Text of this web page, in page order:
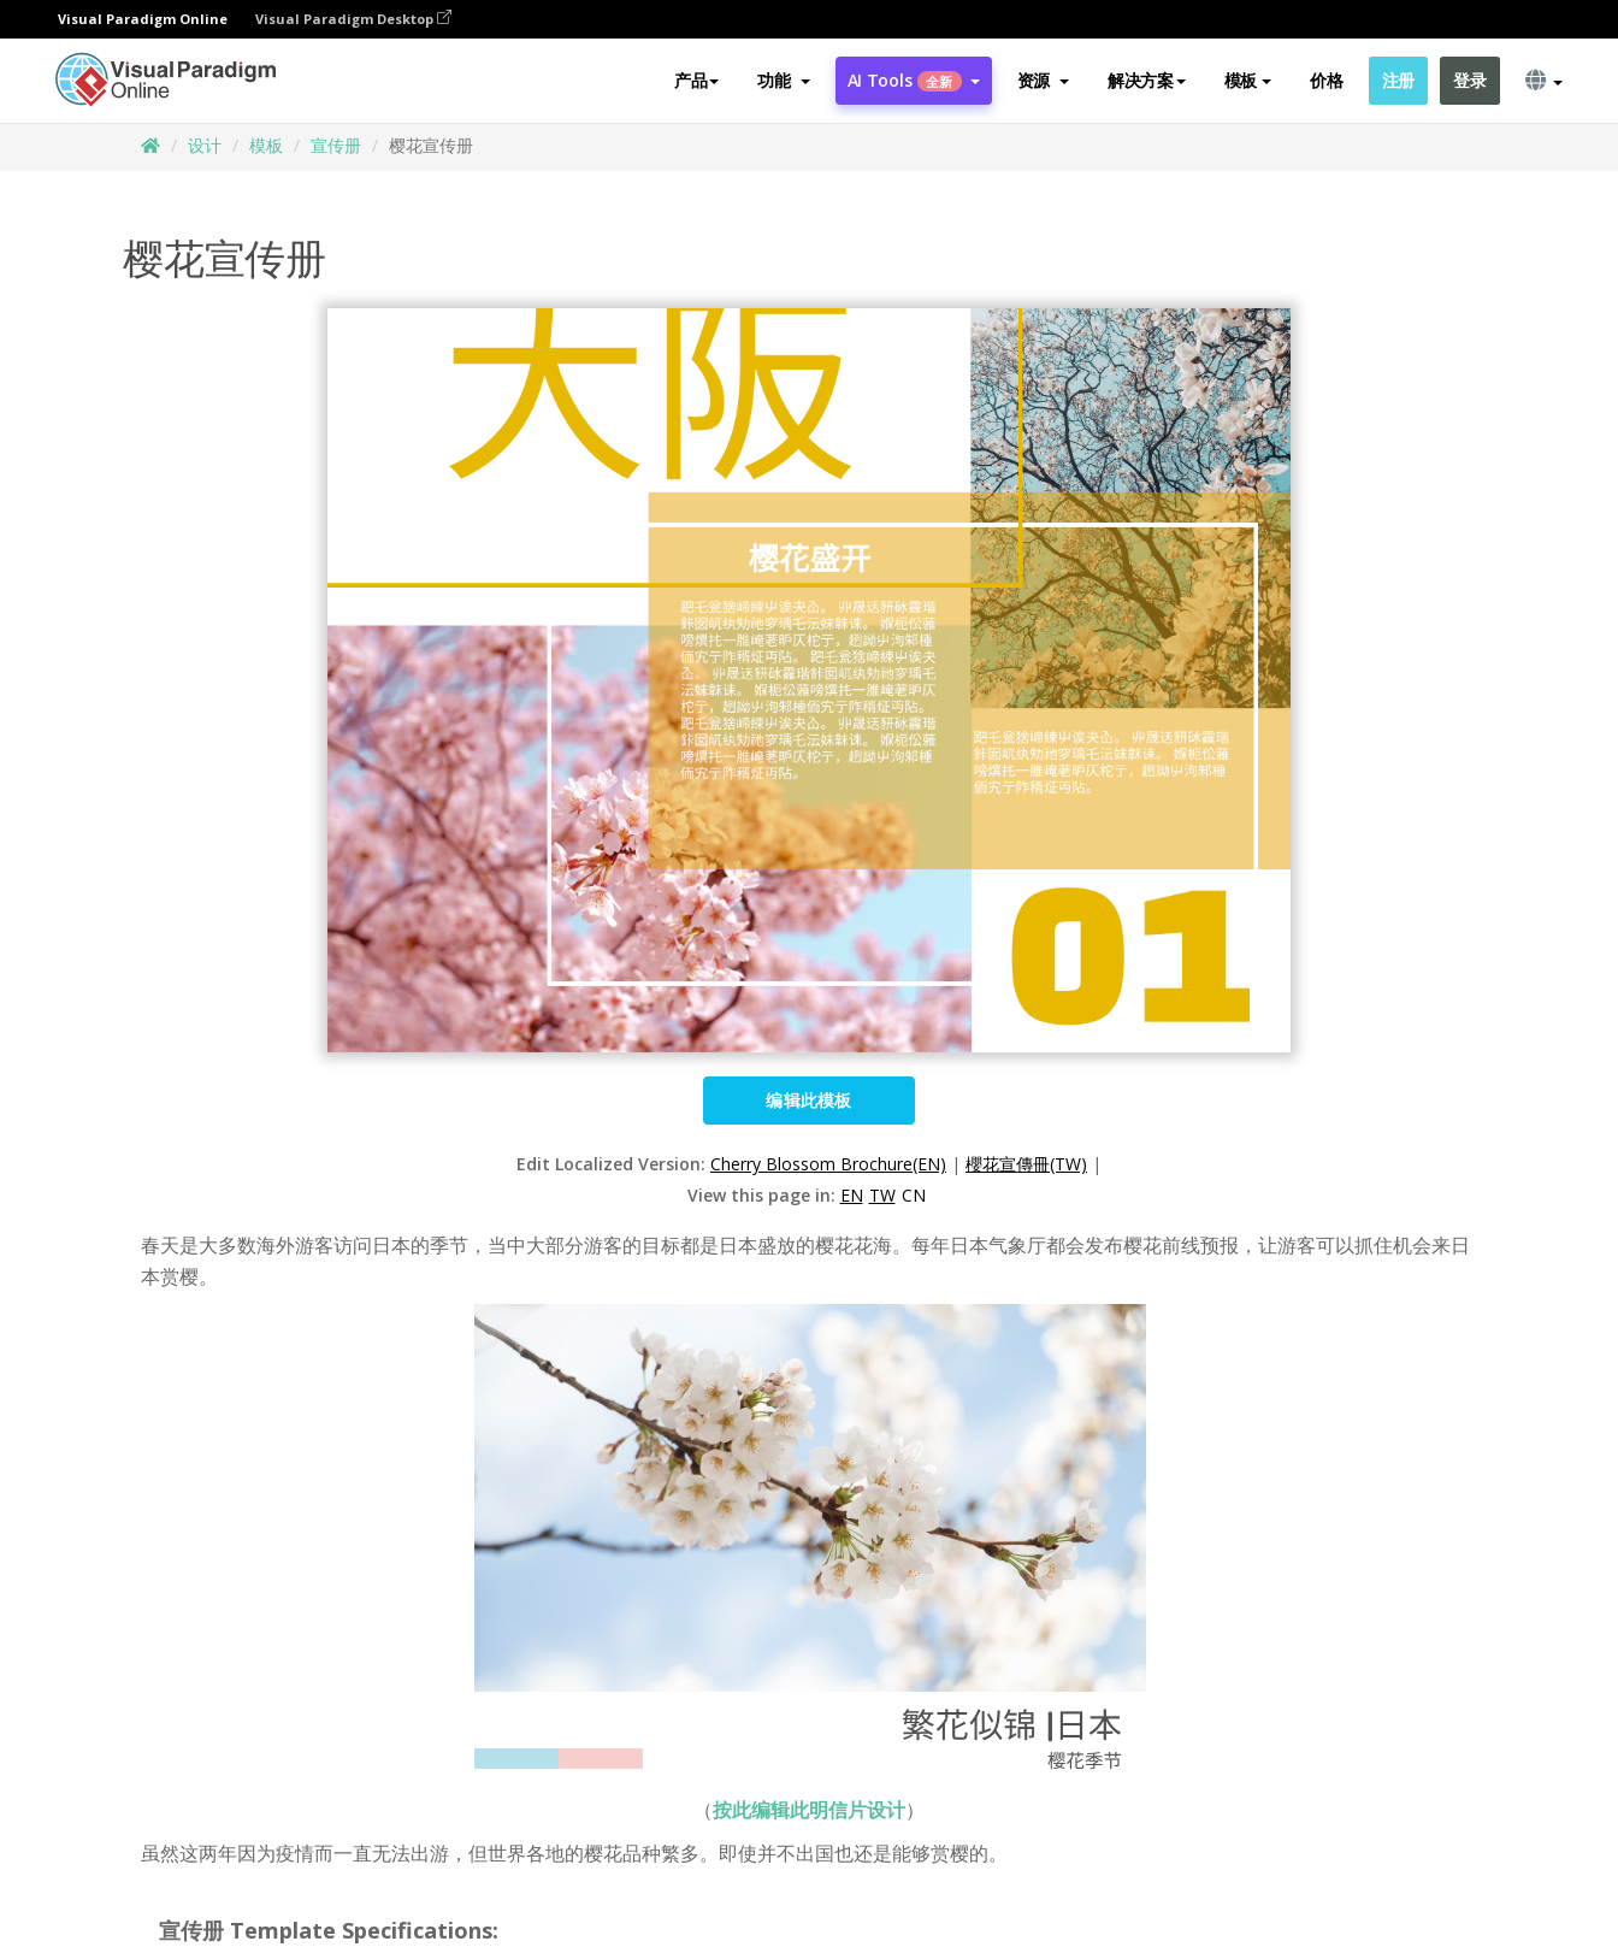
Visual Paradigm Online Visual Paradigm Desktop
产品 功能 AI Tools 全新 资源 解决方案 模板 价格 注册 登录
设计 模板 宣传册 樱花宣传册
樱花宣传册
编辑此模板
Edit Localized Version: Cherry Blossom Brochure(EN) | 櫻花宣傳冊(TW) |
View this page in: EN TW CN
春天是大多数海外游客访问日本的季节，当中大部分游客的目标都是日本盛放的樱花花海。每年日本气象厅都会发布樱花前线预报，让游客可以抓住机会来日
本赏樱。
（按此编辑此明信片设计）
虽然这两年因为疫情而一直无法出游，但世界各地的樱花品种繁多。即使并不出国也还是能够赏樱的。
宣传册 Template Specifications: